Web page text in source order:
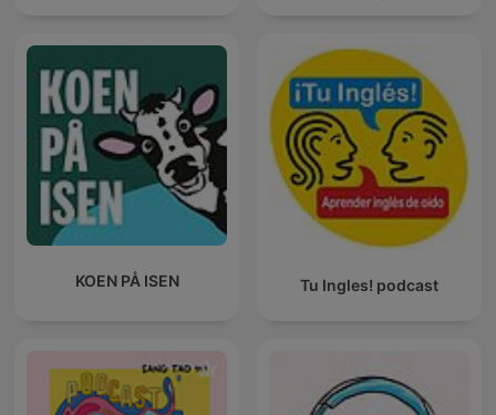
KOEN PÅ ISEN Tu Ingles! podcast